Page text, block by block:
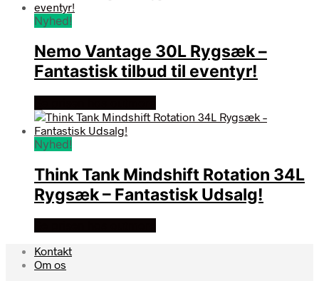
Nyhed!
Nemo Vantage 30L Rygsæk –
Fantastisk tilbud til eventyr!
Nyhed!
Think Tank Mindshift Rotation 34L
Rygsæk – Fantastisk Udsalg!
Kontakt
Om os